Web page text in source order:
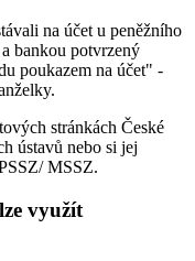
na účet u peněžního
bankou potvrzený
poukazem na účet" -
stránkách České
ústavů nebo si jej
MSSZ.
využít